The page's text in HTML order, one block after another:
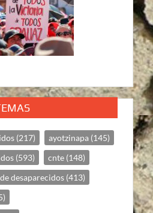
(217) ayotzinapa (145)
(593) cnte (148)
desaparecidos (413)